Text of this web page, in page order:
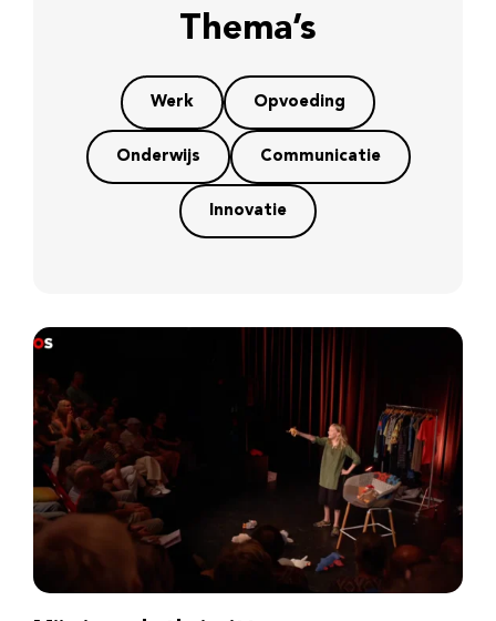
Thema’s
Werk Opvoeding
Onderwijs Communicatie
Innovatie